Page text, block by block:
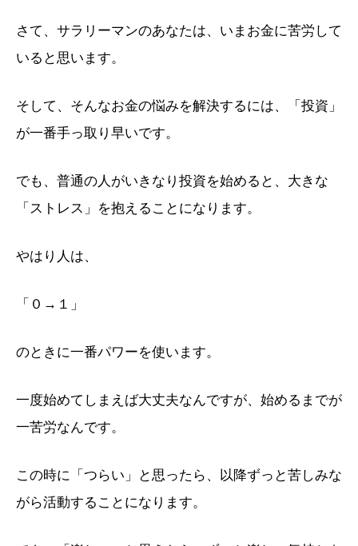
さて、サラリーマンのあなたは、いまお金に苦労して
いると思います。
そして、そんなお金の悩みを解決するには、「投資」
が一番手っ取り早いです。
でも、普通の人がいきなり投資を始めると、大きな
「ストレス」を抱えることになります。
やはり人は、
「０→１」
のときに一番パワーを使います。
一度始めてしまえば大丈夫なんですが、始めるまでが
一苦労なんです。
この時に「つらい」と思ったら、以降ずっと苦しみな
がら活動することになります。